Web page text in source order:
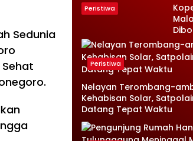
Sedunia
Kronologinya
Peristiwa
Peristiwa
Nelayan Terombang-
Kehabisan Solar,
Datang Tepat Waktu